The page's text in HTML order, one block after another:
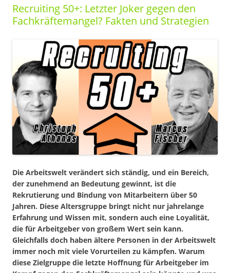
Recruiting 50+: Letzter Joker gegen den
Fachkräftemangel? Fakten und Strategien
Die Arbeitswelt verändert sich ständig, und ein Bereich,
der zunehmend an Bedeutung gewinnt, ist die
Rekrutierung und Bindung von Mitarbeitern über 50
Jahren. Diese Altersgruppe bringt nicht nur jahrelange
Erfahrung und Wissen mit, sondern auch eine Loyalität,
die für Arbeitgeber von großem Wert sein kann.
Gleichfalls doch haben ältere Personen in der Arbeitswelt
immer noch mit viele Vorurteilen zu kämpfen. Warum
diese Zielgruppe die letzte Hoffnung für Arbeitgeber im